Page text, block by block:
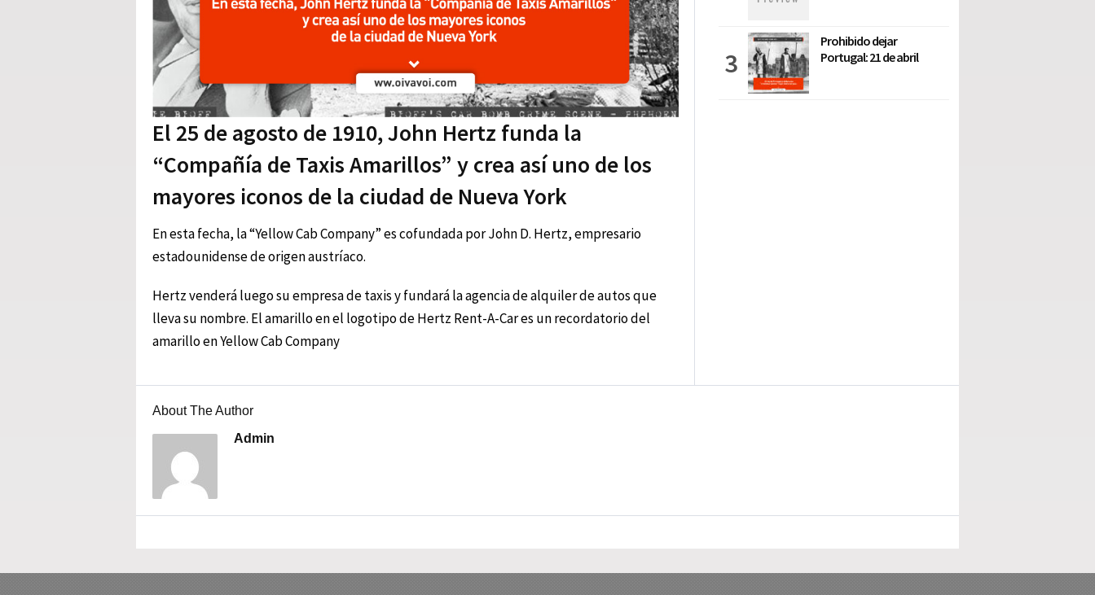
El 25 de agosto de 1910, John Hertz funda la
“Compañía de Taxis Amarillos” y crea así uno de los
mayores iconos de la ciudad de Nueva York
En esta fecha, la “Yellow Cab Company” es cofundada por John D. Hertz, empresario
estadounidense de origen austríaco.
Hertz venderá luego su empresa de taxis y fundará la agencia de alquiler de autos que
lleva su nombre. El amarillo en el logotipo de Hertz Rent-A-Car es un recordatorio del
amarillo en Yellow Cab Company
Prohibido dejar
Portugal: 21 de abril
About The Author
Admin